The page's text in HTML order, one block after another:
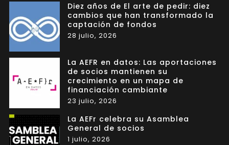
Diez años de El arte de pedir: diez
cambios que han transformado la
captación de fondos
28 julio, 2026
La AEFR en datos: Las aportaciones
de socios mantienen su
crecimiento en un mapa de
financiación cambiante
23 julio, 2026
La AEFr celebra su Asamblea
General de socios
1 julio, 2026